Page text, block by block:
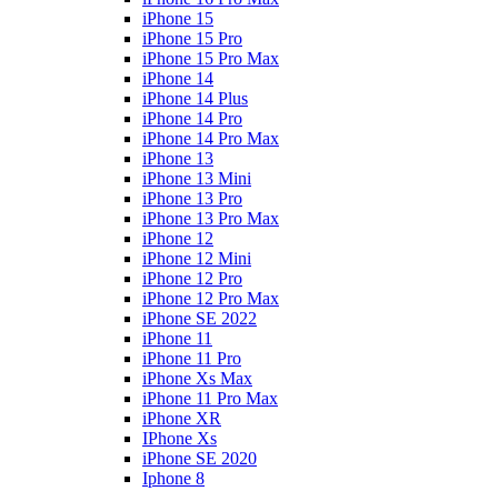
iPhone 15
iPhone 15 Pro
iPhone 15 Pro Max
iPhone 14
iPhone 14 Plus
iPhone 14 Pro
iPhone 14 Pro Max
iPhone 13
iPhone 13 Mini
iPhone 13 Pro
iPhone 13 Pro Max
iPhone 12
iPhone 12 Mini
iPhone 12 Pro
iPhone 12 Pro Max
iPhone SE 2022
iPhone 11
iPhone 11 Pro
iPhone Xs Max
iPhone 11 Pro Max
iPhone XR
IPhone Xs
iPhone SE 2020
Iphone 8